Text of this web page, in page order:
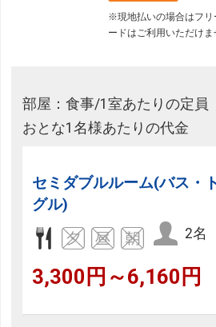
※現地払いの場合はフリ
ードはご利用いただけ
部屋：食事/1室あたりの定員
おとな1名様あたりの代金
セミダブルルーム(バス・
グル)
2名
3,300円～6,160円